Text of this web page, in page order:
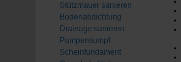
Stützmauer sanieren
Bodenabdichtung
Drainage sanieren
Pumpensumpf
Scheinfundament